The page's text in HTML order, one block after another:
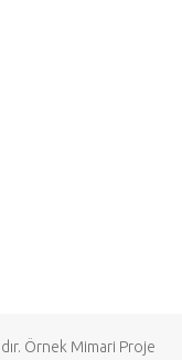
Örnek Mimari Proje